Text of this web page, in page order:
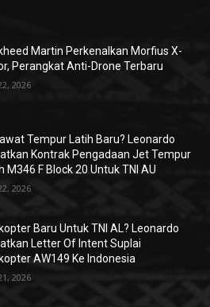
Martin Perkenalkan Morfius X-
Perangkat Anti-Drone Terbaru
2026
Tempur Latih Baru? Leonardo
Kontrak Pengadaan Jet Tempur
M346 F Block 20 Untuk TNI AU
2026
Baru Untuk TNI AL? Leonardo
Letter Of Intent Suplai
AW149 Ke Indonesia
2026